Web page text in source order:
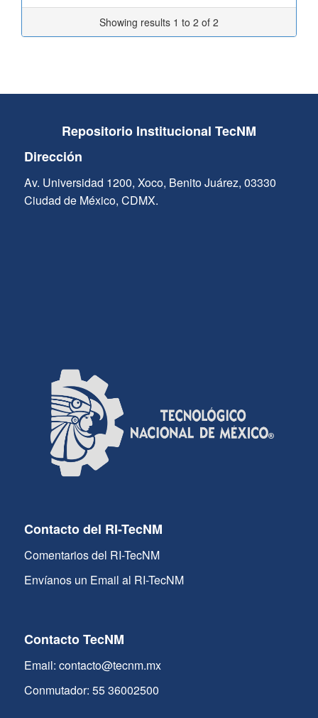
Showing results 1 to 2 of 2
Repositorio Institucional TecNM
Dirección
Av. Universidad 1200, Xoco, Benito Juárez, 03330
Ciudad de México, CDMX.
Contacto del RI-TecNM
Comentarios del RI-TecNM
Envíanos un Email al RI-TecNM
Contacto TecNM
Email: contacto@tecnm.mx
Conmutador: 55 36002500